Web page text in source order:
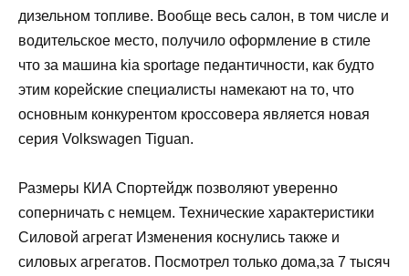
дизельном топливе. Вообще весь салон, в том числе и
водительское место, получило оформление в стиле
что за машина kia sportage педантичности, как будто
этим корейские специалисты намекают на то, что
основным конкурентом кроссовера является новая
серия Volkswagen Tiguan.
Размеры КИА Спортейдж позволяют уверенно
соперничать с немцем. Технические характеристики
Силовой агрегат Изменения коснулись также и
силовых агрегатов. Посмотрел только дома,за 7 тысяч